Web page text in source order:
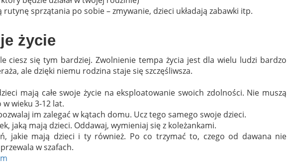
sprzątania po sobie – zmywanie, dzieci układają zabawki itp.
życie
ciesz się tym bardziej. Zwolnienie tempa życia jest dla wielu ludzi bardzo
ale dzięki niemu rodzina staje się szczęśliwsza.
mają całe swoje życie na eksploatowanie swoich zdolności. Nie muszą
wieku 3-12 lat.
im zalegać w kątach domu. Ucz tego samego swoje dzieci.
jaką mają dzieci. Oddawaj, wymieniaj się z koleżankami.
jakie mają dzieci i ty również. Po co trzymać to, czego od dawana nie
w szafach.